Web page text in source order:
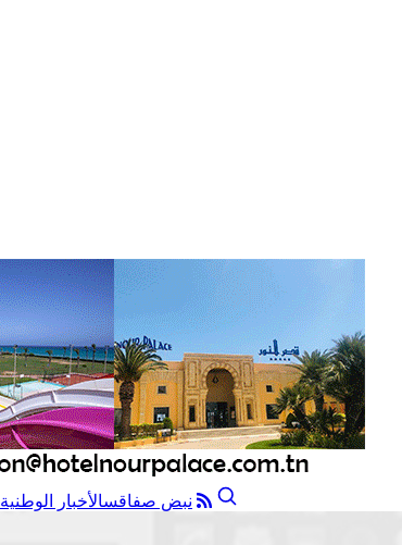
نبض صفاقسالأخبار الوطنية